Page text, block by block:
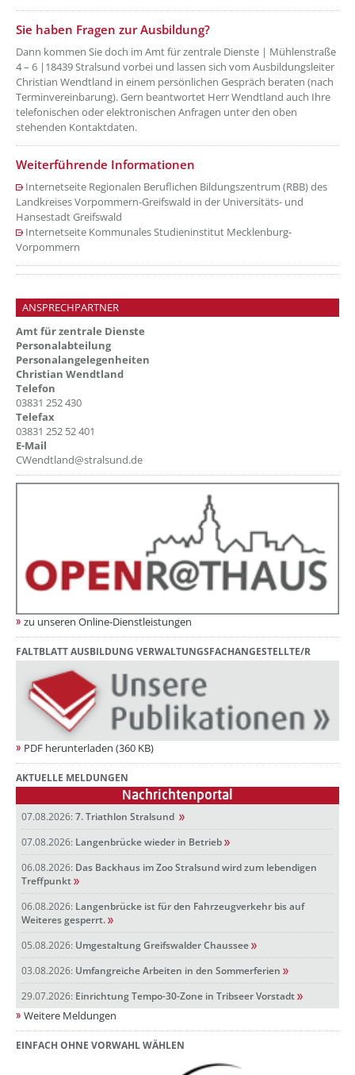
??? absaetzeOben[5]/titel ???
Sie haben Fragen zur Ausbildung?
Dann kommen Sie doch im Amt für zentrale Dienste | Mühlenstraße
4 – 6 |18439 Stralsund vorbei und lassen sich vom Ausbildungsleiter
Christian Wendtland in einem persönlichen Gespräch beraten (nach
Terminvereinbarung). Gern beantwortet Herr Wendtland auch Ihre
telefonischen oder elektronischen Anfragen unter den oben
stehenden Kontaktdaten.
Weiterführende Informationen
Internetseite Regionalen Beruflichen Bildungszentrum (RBB) des
Landkreises Vorpommern-Greifswald in der Universitäts- und
Hansestadt Greifswald
Internetseite Kommunales Studieninstitut Mecklenburg-
Vorpommern
ANSPRECHPARTNER
Amt für zentrale Dienste
Personalabteilung
Personalangelegenheiten
Christian Wendtland
Telefon
03831 252 430
Telefax
03831 252 52 401
E-Mail
CWendtland@stralsund.de
zu unseren Online-Dienstleistungen
FALTBLATT AUSBILDUNG VERWALTUNGSFACHANGESTELLTE/R
PDF herunterladen (360 KB)
AKTUELLE MELDUNGEN
Nachrichtenportal
07.08.2026: 7. Triathlon Stralsund
07.08.2026: Langenbrücke wieder in Betrieb
06.08.2026: Das Backhaus im Zoo Stralsund wird zum lebendigen
Treffpunkt
06.08.2026: Langenbrücke ist für den Fahrzeugverkehr bis auf
Weiteres gesperrt.
05.08.2026: Umgestaltung Greifswalder Chaussee
03.08.2026: Umfangreiche Arbeiten in den Sommerferien
29.07.2026: Einrichtung Tempo-30-Zone in Tribseer Vorstadt
Weitere Meldungen
EINFACH OHNE VORWAHL WÄHLEN